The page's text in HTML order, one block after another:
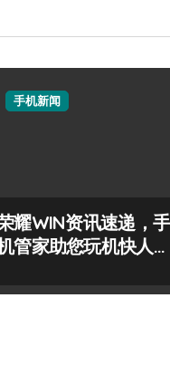
手机新闻
耀WIN资讯速递，手
管家助您玩机快人一